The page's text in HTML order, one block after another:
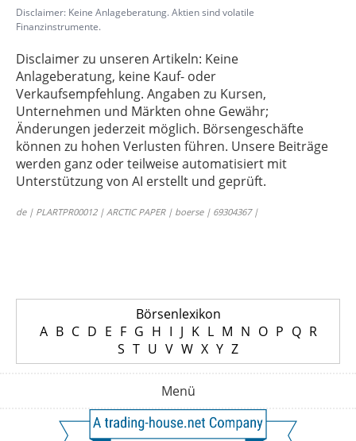
Disclaimer: Keine Anlageberatung. Aktien sind volatile
Finanzinstrumente.
Disclaimer zu unseren Artikeln: Keine
Anlageberatung, keine Kauf- oder
Verkaufsempfehlung. Angaben zu Kursen,
Unternehmen und Märkten ohne Gewähr;
Änderungen jederzeit möglich. Börsengeschäfte
können zu hohen Verlusten führen. Unsere Beiträge
werden ganz oder teilweise automatisiert mit
Unterstützung von AI erstellt und geprüft.
de | PLARTPR00012 | ARCTIC PAPER | boerse | 69304367 |
Börsenlexikon
A B C D E F G H I J K L M N O P Q R
S T U V W X Y Z
Menü